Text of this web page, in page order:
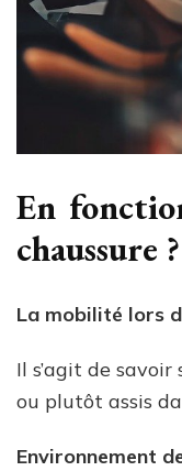
En
chaussure ?
La mobilité lors
Il s’agit de savoir
ou plutôt assis
Environnement